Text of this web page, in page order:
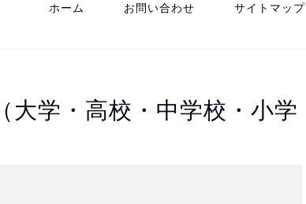
ホーム お問い合わせ サイトマップ
大学・高校・中学校・小学